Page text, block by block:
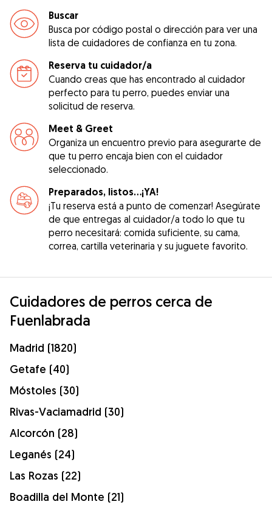
Buscar
Busca por código postal o dirección para ver una
lista de cuidadores de confianza en tu zona.
Reserva tu cuidador/a
Cuando creas que has encontrado al cuidador
perfecto para tu perro, puedes enviar una
solicitud de reserva.
Meet & Greet
Organiza un encuentro previo para asegurarte de
que tu perro encaja bien con el cuidador
seleccionado.
Preparados, listos...¡YA!
¡Tu reserva está a punto de comenzar! Asegúrate
de que entregas al cuidador/a todo lo que tu
perro necesitará: comida suficiente, su cama,
correa, cartilla veterinaria y su juguete favorito.
Cuidadores de perros cerca de
Fuenlabrada
Madrid (1820)
Getafe (40)
Móstoles (30)
Rivas-Vaciamadrid (30)
Alcorcón (28)
Leganés (24)
Las Rozas (22)
Boadilla del Monte (21)